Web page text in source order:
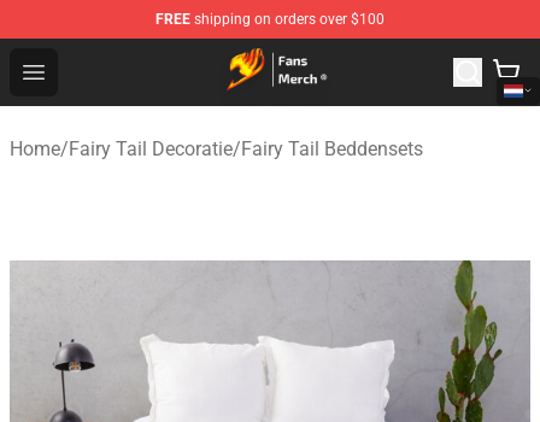
FREE shipping on orders over $100
Open menu
Fairy Tail Store - Official Fairy Tail Merchandise Shop
Home/Fairy Tail Decoratie/Fairy Tail Beddensets